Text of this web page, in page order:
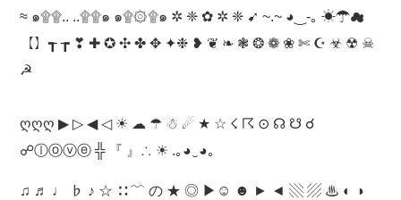
≈ ๑۩۩.. ..۩۩๑ ๑۩۞۩๑ ✲ ❈ ✿ ✲ ❈ ➹ ~.~ ◕‿-｡ ☀☂☁
【】┱ ┲ ❣ ✚ ✪ ✣ ✤ ✥ ✦❉ ❥ ❦ ❧ ❃ ❂ ❁ ❀ ✄ ☪ ☣ ☢ ☠
☭
ღღღ ▶ ▷ ◀ ◁ ☀ ☁ ☂ ☃ ☄ ★ ☆ ☇ ☈ ⊙ ☊ ☋ ☌
☍ⓛⓞⓥⓔ ╬ 『 』∴ ☀ .｡◕‿◕｡
♫ ♬ ♩ ♭ ♪ ☆ ∷ ﹌ の ★ ◎ ▶☺ ☻ ► ◄ ▧ ▨ ♨ ◐ ◑